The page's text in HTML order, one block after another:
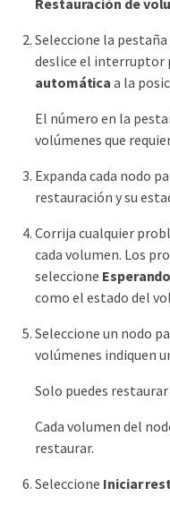
Seleccione la pestaña
deslice el interruptor
automática a la
El número en la
volúmenes que
Expanda cada nodo
restauración y su
Corrija cualquier
cada volumen. Los
seleccione
como el estado del
Seleccione un nodo
volúmenes indiquen
Solo puedes
Cada volumen del
restaurar.
Seleccione Iniciar